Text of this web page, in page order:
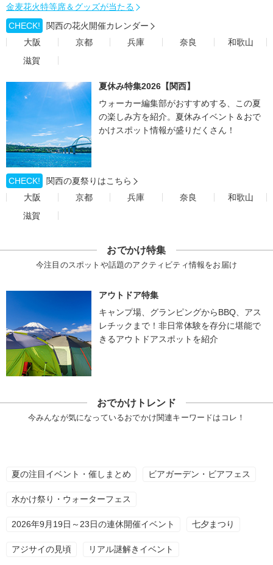
金麦花火特等席＆グッズが当たる
CHECK!
関西の花火開催カレンダー
大阪
京都 兵庫 奈良
和歌山
滋賀
夏休み特集2026【関西】
ウォーカー編集部がおすすめする、この夏
の楽しみ方を紹介。夏休みイベント＆おで
かけスポット情報が盛りだくさん！
CHECK!
関西の夏祭りはこちら
大阪
京都 兵庫 奈良
和歌山
滋賀
おでかけ特集
今注目のスポットや話題のアクティビティ情報をお届け
アウトドア特集
キャンプ場、グランピングからBBQ、アス
レチックまで！非日常体験を存分に堪能で
きるアウトドアスポットを紹介
おでかけトレンド
今みんなが気になっているおでかけ関連キーワードはコレ！
夏の注目イベント・催しまとめ ビアガーデン・ビアフェス
水かけ祭り・ウォーターフェス
2026年9月19日～23日の連休開催イベント 七夕まつり
アジサイの見頃 リアル謎解きイベント